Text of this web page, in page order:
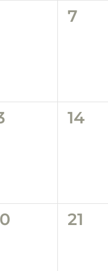
0
7
0
14
0
21